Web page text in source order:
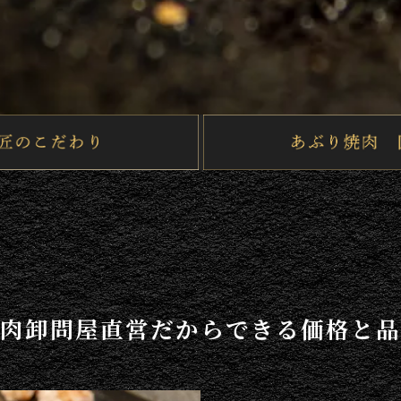
卸問屋直営だからできる価格と